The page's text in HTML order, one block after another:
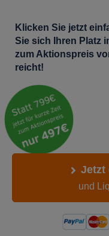
Klicken Sie jetzt
Sie sich Ihren Platz
zum Aktionspreis
reicht!
Jetzt
und